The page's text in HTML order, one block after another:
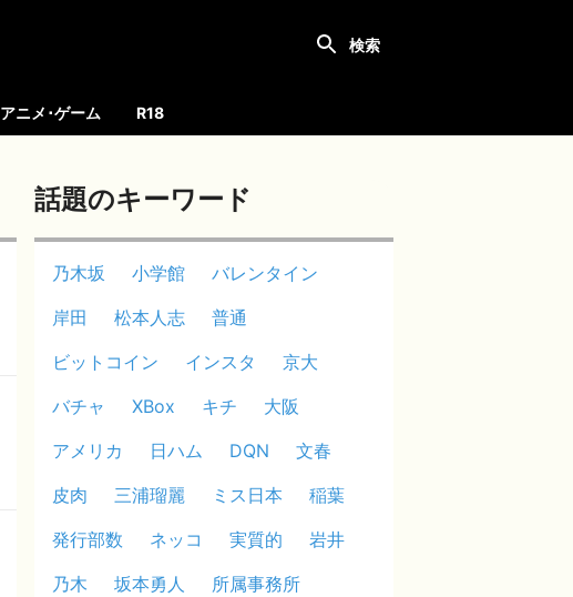
アニメ･ゲーム R18
話題のキーワード
乃木坂 小学館
バレンタイン
岸田
松本人志
普通
ビットコイン
インスタ
京大
バチャ
XBox キチ
大阪
アメリカ
日ハム DQN
文春
皮肉
三浦瑠麗 ミス日本
稲葉
発行部数
ネッコ 実質的
岩井
乃木
坂本勇人
所属事務所